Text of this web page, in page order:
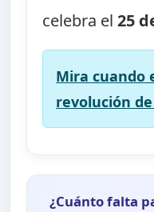
celebra el25
Mira cuando
revolución
¿Cuánto falta